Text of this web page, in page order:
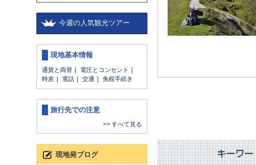
今週の人気観光ツアー
現地基本情報
通貨と両替
電圧とコンセント
時差
電話 交通 免税手続き
旅行先での注意
>> すべて見る
現地発ブログ